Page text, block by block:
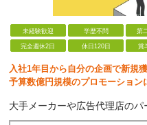
未経験歓迎 学歴不問 第
完全週休2日 休日120日 賞
入社1年目から自分の企画で新規
予算数億円規模のプロモーション
大手メーカーや広告代理店のパ